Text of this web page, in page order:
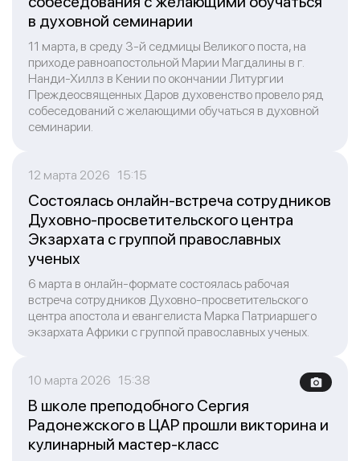
в духовной семинарии
11 марта, в среду 3-й седмицы Великого поста, на
приходе равноапостольной Марии Магдалины в г.
Нанди-Хиллз в Кении по окончании Литургии
Преждеосвященных Даров духовенство провело ряд
собеседований с желающими обучаться в духовной
семинарии.
12 марта 2026 15:15
Состоялась онлайн-встреча сотрудников
Духовно-просветительского центра
Экзархата с группой православных
ученых
6 марта в онлайн-формате состоялась рабочая
встреча сотрудников Духовно-просветительского
центра апостола и евангелиста Марка Патриаршего
экзархата Африки с группой православных ученых.
10 марта 2026 15:38
В школе преподобного Сергия
Радонежского в ЦАР прошли викторина и
кулинарный мастер-класс